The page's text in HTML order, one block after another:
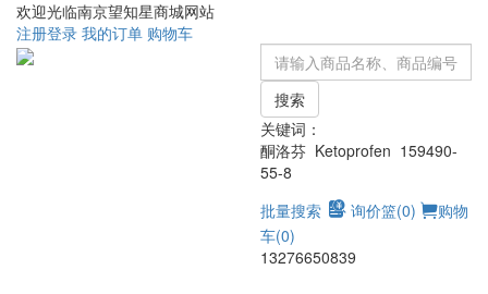
欢迎光临南京望知星商城网站
注册登录 我的订单 购物车
搜索
关键词：
酮洛芬 Ketoprofen 159490-
55-8
批量搜索
询价篮(0)
购物
车(0)
13276650839